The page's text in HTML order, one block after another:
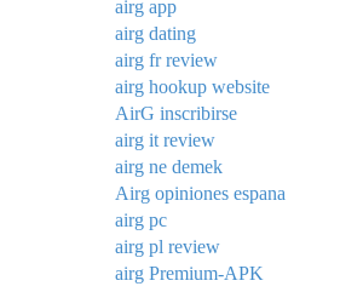
airg app
airg dating
airg fr review
airg hookup website
AirG inscribirse
airg it review
airg ne demek
Airg opiniones espana
airg pc
airg pl review
airg Premium-APK